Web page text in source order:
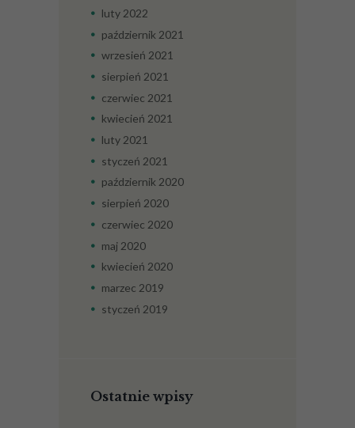
luty 2022
październik 2021
wrzesień 2021
sierpień 2021
czerwiec 2021
kwiecień 2021
luty 2021
styczeń 2021
październik 2020
sierpień 2020
czerwiec 2020
maj 2020
kwiecień 2020
marzec 2019
styczeń 2019
Ostatnie wpisy